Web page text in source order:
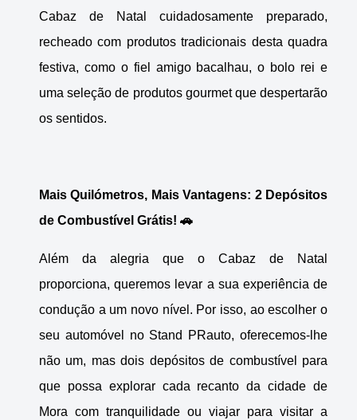
Cabaz de Natal cuidadosamente preparado,
recheado com produtos tradicionais desta quadra
festiva, como o fiel amigo bacalhau, o bolo rei e
uma seleção de produtos gourmet que despertarão
os sentidos.
Mais Quilómetros, Mais Vantagens: 2 Depósitos
de Combustível Grátis! 🚗
Além da alegria que o Cabaz de Natal
proporciona, queremos levar a sua experiência de
condução a um novo nível. Por isso, ao escolher o
seu automóvel no Stand PRauto, oferecemos-lhe
não um, mas dois depósitos de combustível para
que possa explorar cada recanto da cidade de
Mora com tranquilidade ou viajar para visitar a